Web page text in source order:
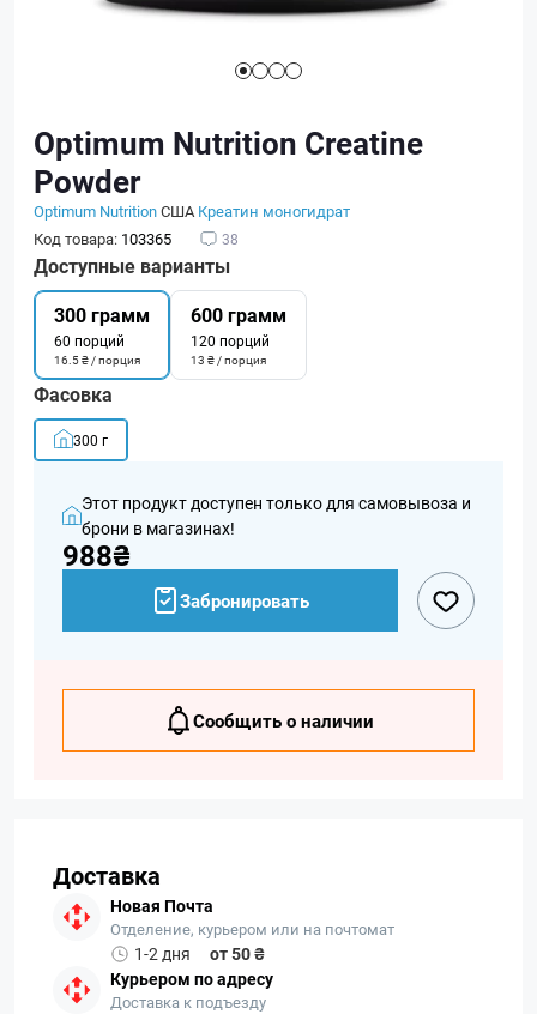
Optimum Nutrition Creatine
Powder
Optimum NutritionСША Креатин моногидрат
Код товара: 103365 38
Доступные варианты
300 грамм
60 порций
16.5 ₴ / порция
600 грамм
120 порций
13 ₴ / порция
Фасовка
300 г
Этот продукт доступен только для самовывоза и
брони в магазинах!
988₴
Забронировать
Сообщить о наличии
Доставка
Новая Почта
Отделение, курьером или на почтомат
1-2 дня
от 50 ₴
Курьером по адресу
Доставка к подъезду